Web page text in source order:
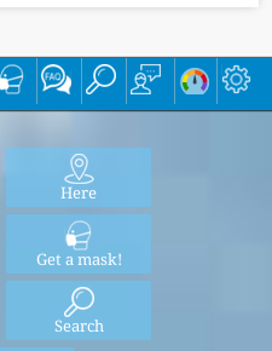
Here
Get a mask!
Search